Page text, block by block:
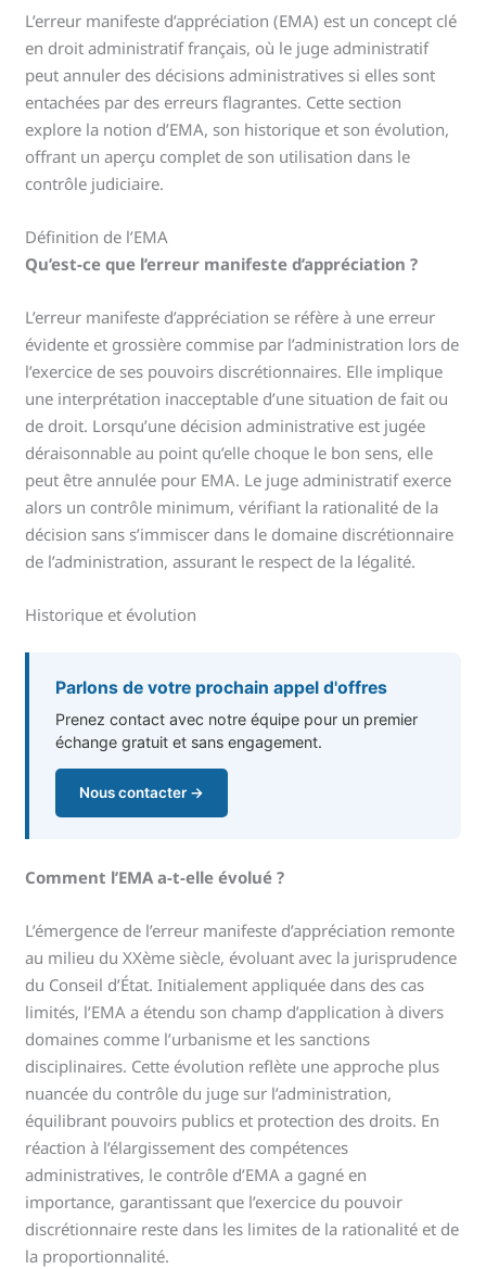
L’erreur manifeste d’appréciation (EMA) est un concept clé
en droit administratif français, où le juge administratif
peut annuler des décisions administratives si elles sont
entachées par des erreurs flagrantes. Cette section
explore la notion d’EMA, son historique et son évolution,
offrant un aperçu complet de son utilisation dans le
contrôle judiciaire.
Définition de l’EMA
Qu’est-ce que l’erreur manifeste d’appréciation ?
L’erreur manifeste d’appréciation se réfère à une erreur
évidente et grossière commise par l’administration lors de
l’exercice de ses pouvoirs discrétionnaires. Elle implique
une interprétation inacceptable d’une situation de fait ou
de droit. Lorsqu’une décision administrative est jugée
déraisonnable au point qu’elle choque le bon sens, elle
peut être annulée pour EMA. Le juge administratif exerce
alors un contrôle minimum, vérifiant la rationalité de la
décision sans s’immiscer dans le domaine discrétionnaire
de l’administration, assurant le respect de la légalité.
Historique et évolution
Parlons de votre prochain appel d'offres
Prenez contact avec notre équipe pour un premier
échange gratuit et sans engagement.
Nous contacter →
Comment l’EMA a-t-elle évolué ?
L’émergence de l’erreur manifeste d’appréciation remonte
au milieu du XXème siècle, évoluant avec la jurisprudence
du Conseil d’État. Initialement appliquée dans des cas
limités, l’EMA a étendu son champ d’application à divers
domaines comme l’urbanisme et les sanctions
disciplinaires. Cette évolution reflète une approche plus
nuancée du contrôle du juge sur l’administration,
équilibrant pouvoirs publics et protection des droits. En
réaction à l’élargissement des compétences
administratives, le contrôle d’EMA a gagné en
importance, garantissant que l’exercice du pouvoir
discrétionnaire reste dans les limites de la rationalité et de
la proportionnalité.